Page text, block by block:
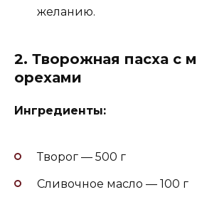
желанию.
2. Творожная пасха с
орехами
Ингредиенты:
Творог — 500 г
Сливочное масло — 100 г